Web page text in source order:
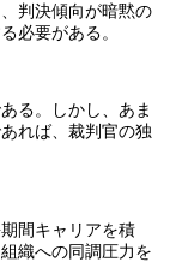
判決傾向が暗黙の
必要がある。
る。しかし、あま
れば、裁判官の独
間キャリアを積
織への同調圧力を